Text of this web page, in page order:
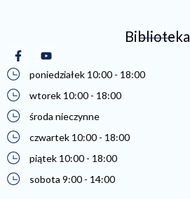
Biblioteka
(otwiera się w nowej karcie)
(otwiera się w nowej karcie)
poniedziałek 10:00 - 18:00
wtorek 10:00 - 18:00
środa nieczynne
czwartek 10:00 - 18:00
piątek 10:00 - 18:00
sobota 9:00 - 14:00